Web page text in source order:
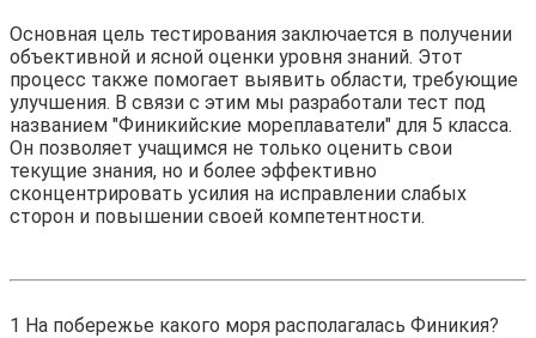
Основная цель тестирования заключается в получении
объективной и ясной оценки уровня знаний. Этот
процесс также помогает выявить области, требующие
улучшения. В связи с этим мы разработали тест под
названием "Финикийские мореплаватели" для 5 класса.
Он позволяет учащимся не только оценить свои
текущие знания, но и более эффективно
сконцентрировать усилия на исправлении слабых
сторон и повышении своей компетентности.
1 На побережье какого моря располагалась Финикия?